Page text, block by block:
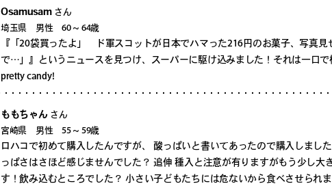
Osamusam さん
埼玉県 男性 60 ~ 64歳
『「20袋買ったよ」 ド軍スコットが日本でハマった216円のお菓子、写真見
で…」』というニュースを見つけ、スーパーに駆け込みました！それは一口で
pretty candy!
ももちゃん さん
宮崎県 男性 55 ~ 59歳
ロハコで初めて購入したんですが、 酸っぱいと書いてあったので購入しまし
っぱさはさほど感じませんでした？ 追伸 種入と注意が有りますがもう少し大
す！飲み込むところでした？ 小さい子どもたちには危ないから食べさせられ